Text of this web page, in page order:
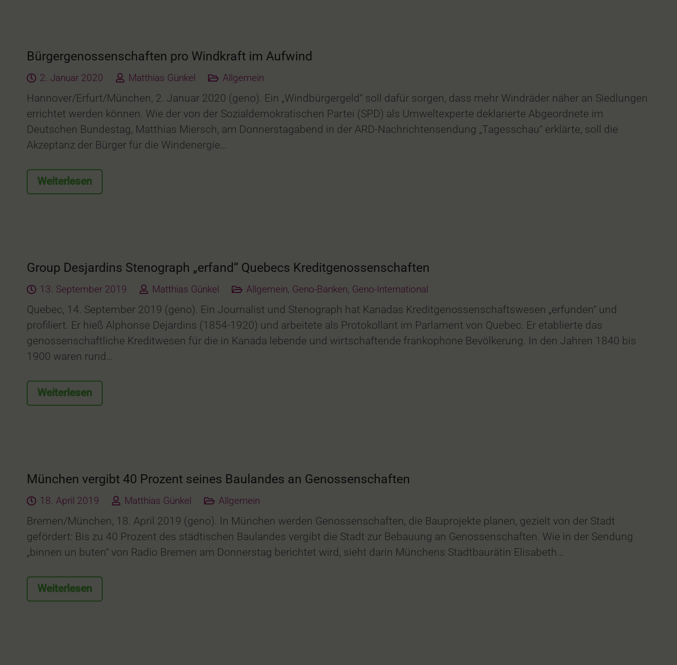
Bürgergenossenschaften pro Windkraft im Aufwind
2. Januar 2020 Matthias Günkel Allgemein
Hannover/Erfurt/München, 2. Januar 2020 (geno). Ein „Windbürgergeld“ soll dafür sorgen, dass mehr Windräder näher an Siedlungen
errichtet werden können. Wie der von der Sozialdemokratischen Partei (SPD) als Umweltexperte deklarierte Abgeordnete im
Deutschen Bundestag, Matthias Miersch, am Donnerstagabend in der ARD-Nachrichtensendung „Tagesschau“ erklärte, soll die
Akzeptanz der Bürger für die Windenergie…
Weiterlesen
Group Desjardins Stenograph „erfand“ Quebecs Kreditgenossenschaften
13. September 2019 Matthias Günkel Allgemein, Geno-Banken, Geno-International
Quebec, 14. September 2019 (geno). Ein Journalist und Stenograph hat Kanadas Kreditgenossenschaftswesen „erfunden“ und
profiliert. Er hieß Alphonse Dejardins (1854-1920) und arbeitete als Protokollant im Parlament von Quebec. Er etablierte das
genossenschaftliche Kreditwesen für die in Kanada lebende und wirtschaftende frankophone Bevölkerung. In den Jahren 1840 bis
1900 waren rund…
Weiterlesen
München vergibt 40 Prozent seines Baulandes an Genossenschaften
18. April 2019 Matthias Günkel Allgemein
Bremen/München, 18. April 2019 (geno). In München werden Genossenschaften, die Bauprojekte planen, gezielt von der Stadt
gefördert: Bis zu 40 Prozent des städtischen Baulandes vergibt die Stadt zur Bebauung an Genossenschaften. Wie in der Sendung
„binnen un buten“ von Radio Bremen am Donnerstag berichtet wird, sieht darin Münchens Stadtbaurätin Elisabeth…
Weiterlesen